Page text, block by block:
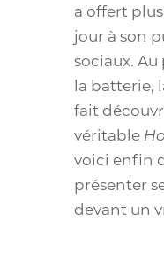
a offert
jour à son
sociaux. Au
la batterie,
fait
véritable
voici enfin
présenter
devant un